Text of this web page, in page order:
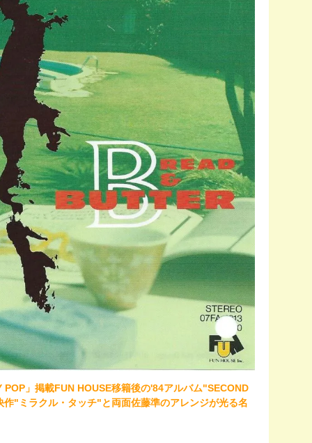
」掲載FUN HOUSE移籍後の'84アルバム"SECOND
"ミラクル・タッチ"と両面佐藤準のアレンジが光る名